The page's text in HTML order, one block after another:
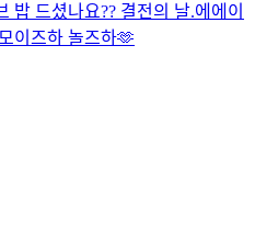
밥 드셨나요?? 결전의 날.에에이
이즈하 놀즈하🫶